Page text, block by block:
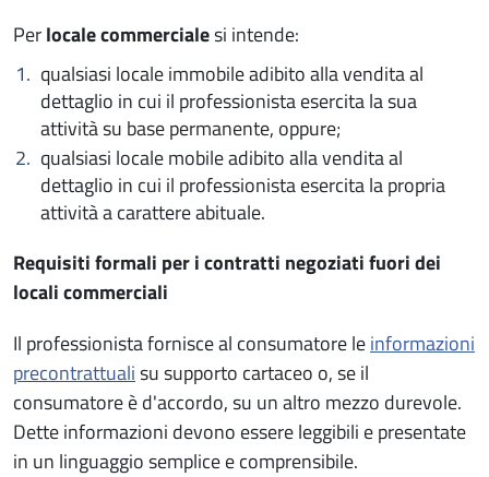
Perlocale commercialesi intende:
qualsiasi locale immobile adibito alla vendita al
dettaglio in cui il professionista esercita la sua
attività su base permanente, oppure;
qualsiasi locale mobile adibito alla vendita al
dettaglio in cui il professionista esercita la propria
attività a carattere abituale.
Requisiti formali per i contratti negoziati fuori dei
locali commerciali
Il professionista fornisce al consumatore leinformazioni
precontrattualisu supporto cartaceo o, se il
consumatore è d'accordo, su un altro mezzo durevole.
Dette informazioni devono essere leggibili e presentate
in un linguaggio semplice e comprensibile.